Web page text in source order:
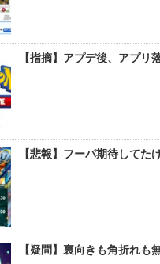
【指摘】アプデ後、アプリ
【悲報】フーパ期待してた
【疑問】裏向きも角折れも